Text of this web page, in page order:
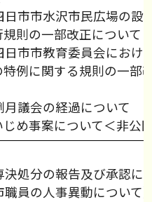
市市水沢市民広場の設
則の一部改正について
市市教育委員会におけ
例に関する規則の一部
議会の経過について
め事案について＜非公
処分の報告及び承認に
職員の人事異動について